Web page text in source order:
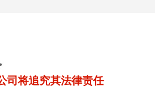
司将追究其法律责任